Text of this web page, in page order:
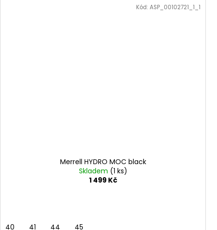
Merrell HYDRO MOC black
Skladem (1 ks)
1 499 Kč
40 41 44 45
Kód: ASP_00102721_1_1